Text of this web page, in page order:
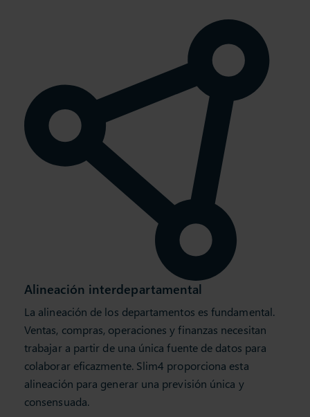
Alineación interdepartamental
La alineación de los departamentos es fundamental.
Ventas, compras, operaciones y finanzas necesitan
trabajar a partir de una única fuente de datos para
colaborar eficazmente. Slim4 proporciona esta
alineación para generar una previsión única y
consensuada.